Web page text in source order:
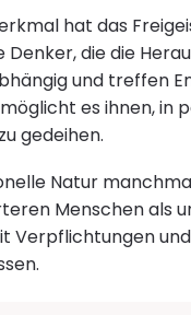
hat das
die die
und treffen
es ihnen, in
gedeihen.
Natur
Menschen als
Verpflichtungen